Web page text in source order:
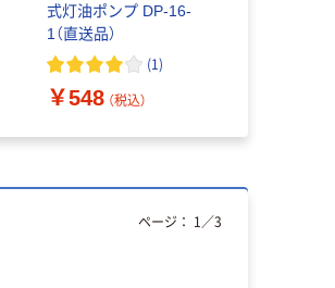
式灯油ポンプ DP-16-
1（直送品）
(1)
￥548 （税込）
ページ： 1 ／3